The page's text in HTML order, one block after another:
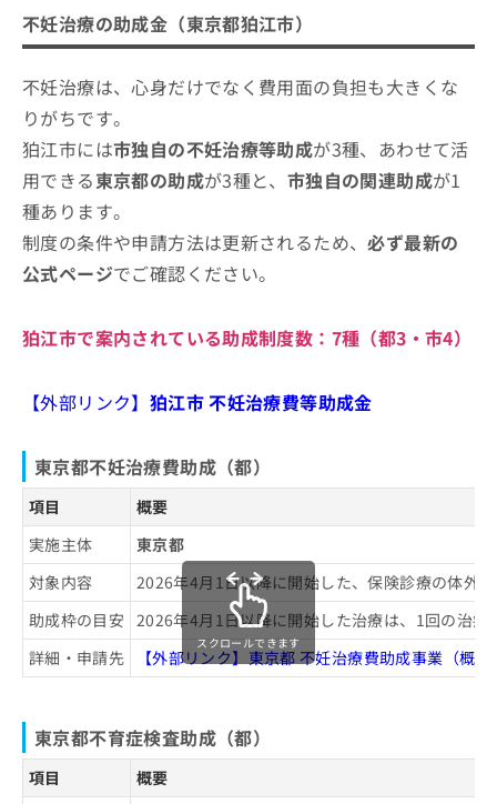
東京都不育症検査助成（都）
狛江市 不妊検査等助成金（市）
狛江市 不育症検査助成金（市）
狛江市 特定不妊治療費（先進医療）助成金（市）
狛江市 風しん抗体検査・先天性風しん症候群予防
不妊治療の基礎知識
不妊治療では何をするの？
不妊治療を検討する目安
ばいい？
不妊治療ができるクリニックを選ぶ際にチェッ
クする4つのポイント
そもそも不妊治療ってなに？各ステップの概要
や検査なども解説
狛江市周辺で評判の不妊治療におすす
こまえクリニック不妊ルーム
東京慈恵会第三病院
貝原レディースクリニック
【不妊治療の基礎知識】これを知ってから不妊
治療を検討しよう！
不妊治療の主なステップと治療法一覧
不妊治療でよく行われる検査の基礎知
識
検査を受けるタイミングの目安は？
まとめ：狛江市周辺で評判の不妊治療におすす
めのクリニック・病院5選
不妊治療の助成金（東京都狛江市）
不妊治療は、心身だけでなく費用面の負担も大きくな
りがちです。
狛江市には市独自の不妊治療等助成が3種、あわせて活
用できる東京都の助成が3種と、 市独自の関連助成が1
種あります。
制度の条件や申請方法は更新されるため、必ず最新の
公式ページでご確認ください。
狛江市で案内されている助成制度数： 7種 （都3・市4）
【外部リンク】 狛江市 不妊治療費等助成金
東京都不妊治療費助成（都）
項目
概要
実施主体
東京都
対象内容
2026年4月1日以降に開始した、保険診療の体外
助成枠の目安 2026年4月1日以降に開始した治療は、1回の治療
詳細・申請先
【外部リンク】東京都 不妊治療費助成事業（概要
スクロールできます
東京都不育症検査助成（都）
項目
概要
情
報
修
正
は
こ
ち
ら
そ
の
お
合
は
こ
ち
ら
の
お
し
込
み
は
こ
ち
ら